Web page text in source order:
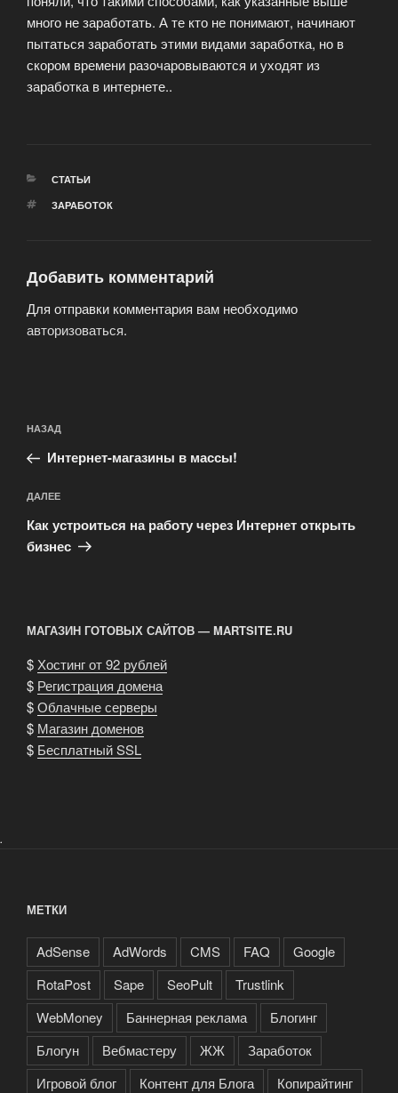
много не заработать. А те кто не понимают, начинают
пытаться заработать этими видами заработка, но в
скором времени разочаровываются и уходят из
заработка в интернете..
РУБРИКИ
СТАТЬИ
МЕТКИ
ЗАРАБОТОК
Добавить комментарий
Для отправки комментария вам необходимо
авторизоваться.
по
записям
Предыдущая
запись:
НАЗАД
Интернет-магазины в массы!
Следующая
запись
ДАЛЕЕ
Как устроиться на работу через Интернет открыть
бизнес
МАГАЗИН ГОТОВЫХ САЙТОВ — MARTSITE.RU
$Хостинг от 92 рублей
$ Регистрация домена
$Облачные серверы
$ Магазин доменов
$ Бесплатный SSL
.
МЕТКИ
AdSense AdWords CMS FAQ
Google
RotaPost
Sape SeoPult
Trustlink
WebMoney
Баннерная реклама
Блогинг
Блогун
Вебмастеру ЖЖ
Заработок
Игровой блог
Контент для Блога
Копирайтинг